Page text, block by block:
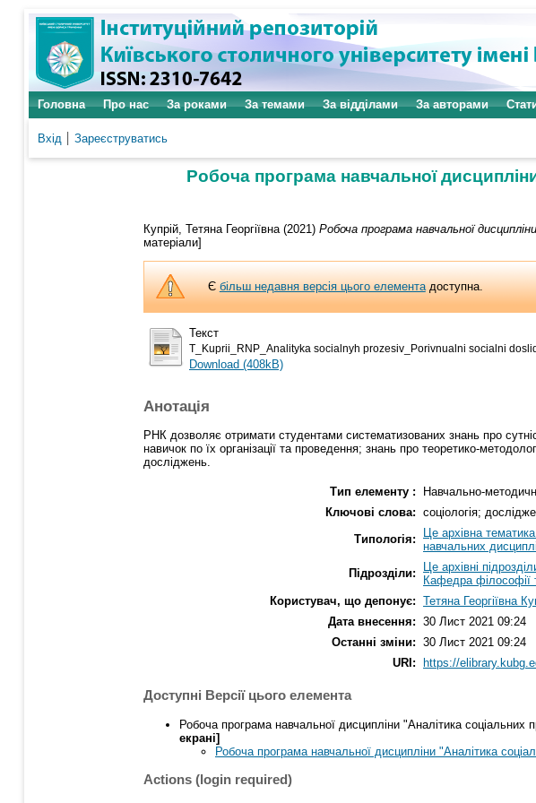
Головна Про нас За роками За темами За відділами За авторами
Вхід Зареєструватись
Робоча програма навчальної
Купрій, Тетяна Георгіївна (2021) Робоча програма навчальної
матеріали]
Єбільш недавня версія цього елементадоступна.
Текст
T_Kuprii_RNP_Analityka socialnyh prozesiv_Porivnualni socialni
Download (408kB)
Анотація
РНК дозволяє отримати студентами систематизованих знань про
навичок по їх організації та проведення; знань про теоретико-
досліджень.
Тип елементу :
Навчально-
Ключові слова: соціологія;
Типологія:
Це архівна
навчальних
Підрозділи:
Це архівні
Кафедра філософії
Користувач, що депонує: Тетяна Георгіївна
Дата внесення: 30 Лист 2021 09:24
Останні зміни: 30 Лист 2021 09:24
URI:
https://
Доступні Версії цього елемента
Робоча програма навчальної дисципліни "Аналітика соціальних
екрані]
Робоча програма навчальної дисципліни "Аналітика
Actions (login required)